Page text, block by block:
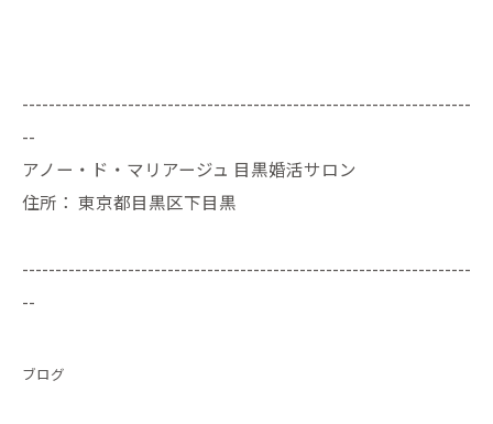
--------------------------------------------------------------------
--
アノー・ド・マリアージュ 目黒婚活サロン
住所： 東京都目黒区下目黒
--------------------------------------------------------------------
--
ブログ